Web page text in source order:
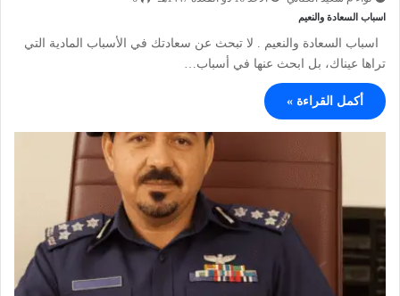
اسباب السعادة والنعيم
اسباب السعادة والنعيم . لا تبحث عن سعادتك في الأسباب المادية التي
تراها عيناك، بل ابحث عنها في أسباب…
أكمل القراءة »